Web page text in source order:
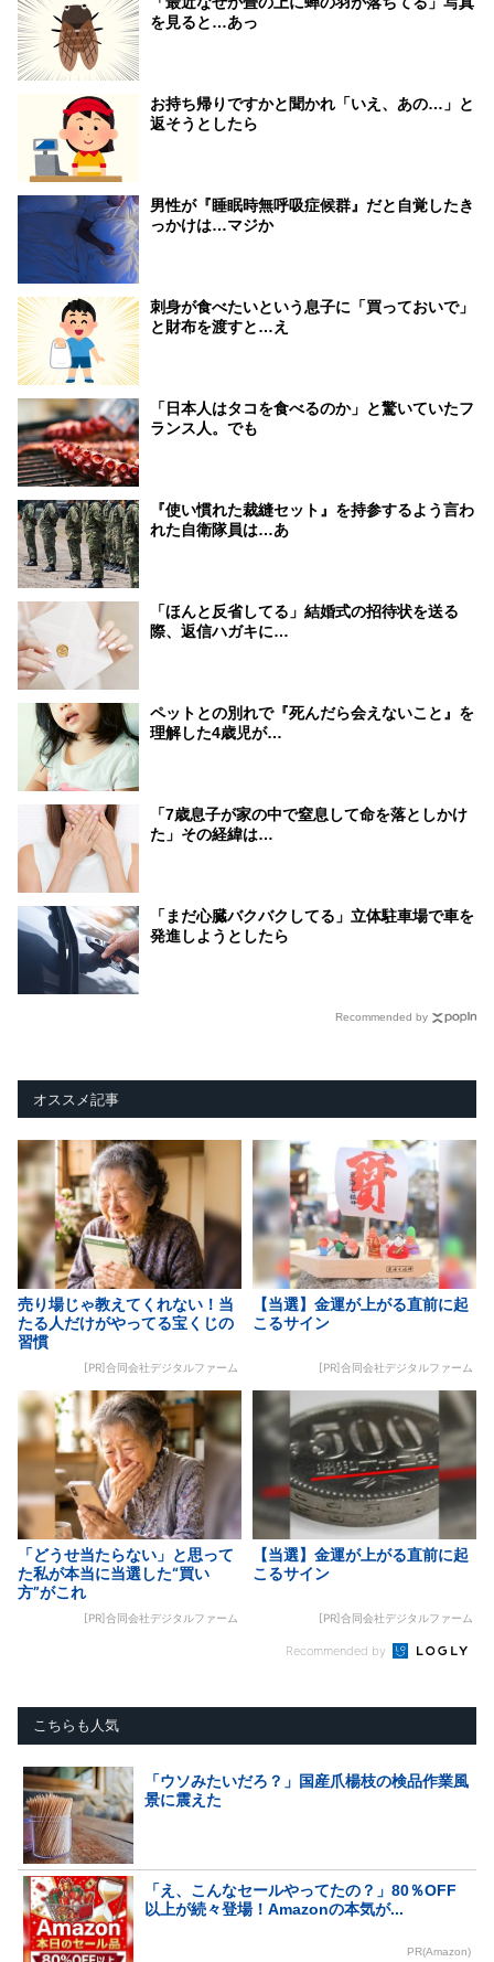
を見ると…あっ
お持ち帰りですかと聞かれ「いえ、あの…」と
返そうとしたら
男性が『睡眠時無呼吸症候群』だと自覚したき
っかけは…マジか
刺身が食べたいという息子に「買っておいで」
と財布を渡すと…え
「日本人はタコを食べるのか」と驚いていたフ
ランス人。でも
『使い慣れた裁縫セット』を持参するよう言わ
れた自衛隊員は…あ
「ほんと反省してる」結婚式の招待状を送る
際、返信ハガキに…
ペットとの別れで『死んだら会えないこと』を
理解した4歳児が…
「7歳息子が家の中で窒息して命を落としかけ
た」その経緯は…
「まだ心臓バクバクしてる」立体駐車場で車を
発進しようとしたら
Recommended by
オススメ記事
売り場じゃ教えてくれない！当
たる人だけがやってる宝くじの
習慣
[PR]合同会社デジタルファーム
【当選】金運が上がる直前に起
こるサイン
[PR]合同会社デジタルファーム
「どうせ当たらない」と思って
た私が本当に当選した“買い
方”がこれ
[PR]合同会社デジタルファーム
【当選】金運が上がる直前に起
こるサイン
[PR]合同会社デジタルファーム
Recommended by
こちらも人気
「ウソみたいだろ？」国産爪楊枝の検品作業風
景に震えた
「え、こんなセールやってたの？」80％OFF
以上が続々登場！Amazonの本気が...
PR(Amazon)